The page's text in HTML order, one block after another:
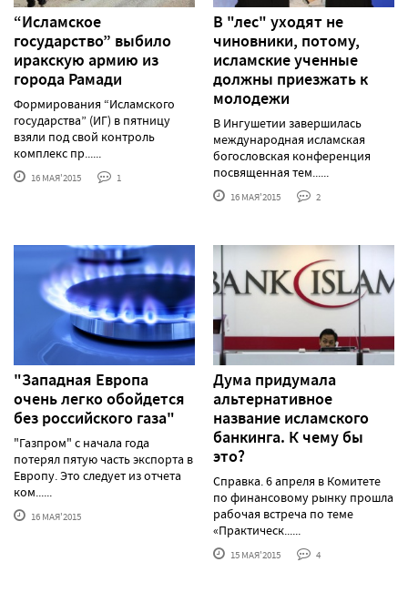
“Исламское
государство” выбило
иракскую армию из
города Рамади
Формирования “Исламского
государства” (ИГ) в пятницу
взяли под свой контроль
комплекс пр......
16 МАЯ'2015 1
В "лес" уходят не
чиновники, потому,
исламские ученные
должны приезжать к
молодежи
В Ингушетии завершилась
международная исламская
богословская конференция
посвященная тем......
16 МАЯ'2015 2
"Западная Европа
очень легко обойдется
без российского газа"
"Газпром" с начала года
потерял пятую часть экспорта в
Европу. Это следует из отчета
ком......
16 МАЯ'2015
Дума придумала
альтернативное
название исламского
банкинга. К чему бы
это?
Справка. 6 апреля в Комитете
по финансовому рынку прошла
рабочая встреча по теме
«Практическ......
15 МАЯ'2015 4